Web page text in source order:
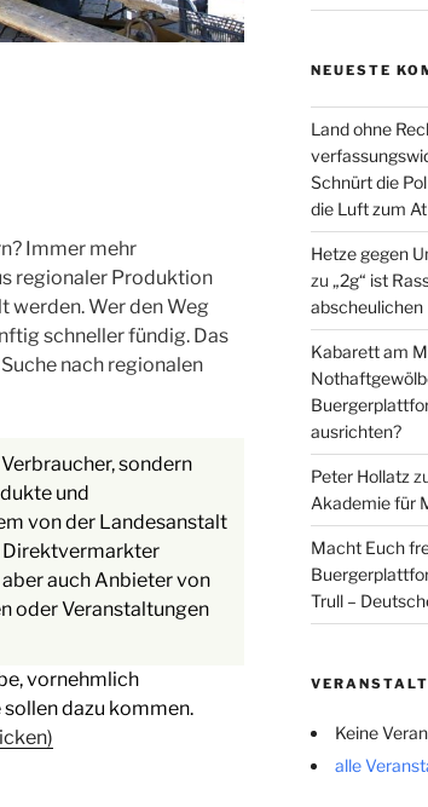
Immer mehr
regionaler Produktion
werden. Wer den Weg
schneller fündig. Das
nach regionalen
sondern
und
von der Landesanstalt
auch Anbieter von
oder Veranstaltungen
vornehmlich
dazu kommen.
NEUESTE
Land ohne
Schnürt die
die Luft zum
Hetze gegen
zu „2g“ ist
abscheulichen
Kabarett am
ausrichten?
Peter Hollatz
Akademie für
Macht Euch
Trull –
Keine
alle